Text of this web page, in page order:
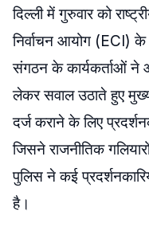
दिल्ली में गुरुवार को
निर्वाचन आयोग (ECI)
संगठन के कार्यकर्ताओं ने
लेकर सवाल उठाते हुए
दर्ज कराने के लिए
जिसने राजनीतिक
पुलिस ने कई
है।